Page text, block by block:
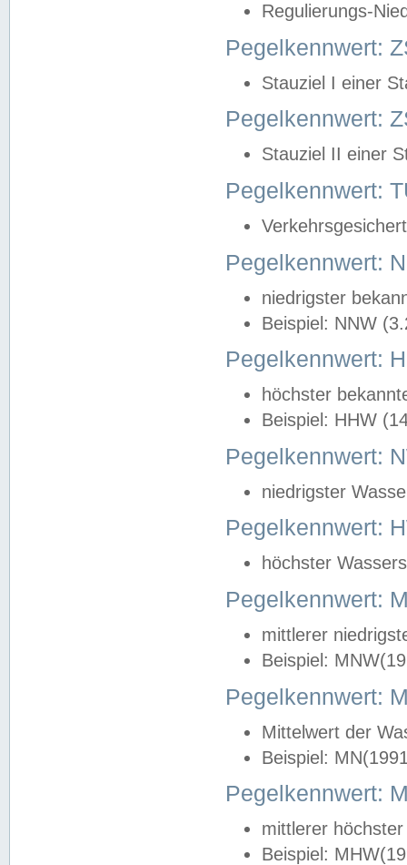
Regulierungs-
Pegelkennwert:
Stauziel I einer
Pegelkennwert:
Stauziel II einer
Pegelkennwert:
Pegelkennwert:
niedrigster
Beispiel: NNW
Pegelkennwert:
höchster
Beispiel: HHW
Pegelkennwert:
niedrigster
Pegelkennwert:
höchster
Pegelkennwert:
mittlerer
Beispiel:
Pegelkennwert:
Mittelwert der
Beispiel:
Pegelkennwert:
mittlerer
Beispiel: